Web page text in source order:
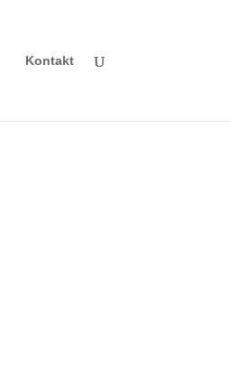
Kontakt